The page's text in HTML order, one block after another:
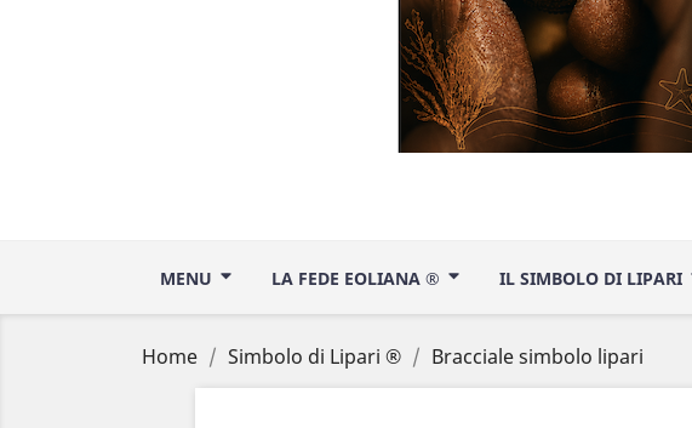
MENU LA FEDE EOLIANA ® IL SIMBOLO DI LIPARI
Home Simbolo di Lipari ® Bracciale simbolo lipari